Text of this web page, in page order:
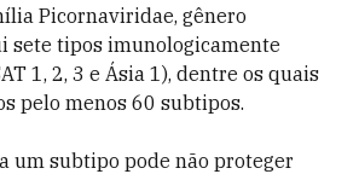
Picornaviridae, gênero
sete tipos imunologicamente
1, 2, 3 e Ásia 1), dentre os quais
pelo menos 60 subtipos.
um subtipo pode não proteger